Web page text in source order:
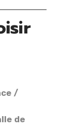
/
de